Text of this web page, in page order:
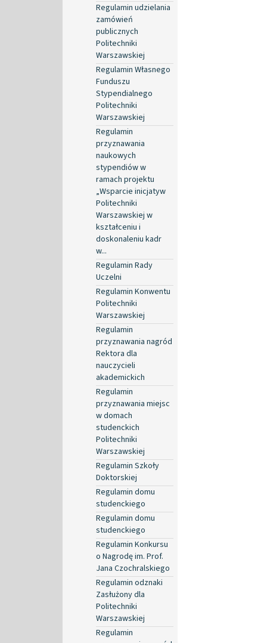
Regulamin udzielania
zamówień
publicznych
Politechniki
Warszawskiej
Regulamin Własnego
Funduszu
Stypendialnego
Politechniki
Warszawskiej
Regulamin
przyznawania
naukowych
stypendiów w
ramach projektu
„Wsparcie inicjatyw
Politechniki
Warszawskiej w
kształceniu i
doskonaleniu kadr
w...
Regulamin Rady
Uczelni
Regulamin Konwentu
Politechniki
Warszawskiej
Regulamin
przyznawania nagród
Rektora dla
nauczycieli
akademickich
Regulamin
przyznawania miejsc
w domach
studenckich
Politechniki
Warszawskiej
Regulamin Szkoły
Doktorskiej
Regulamin domu
studenckiego
Regulamin domu
studenckiego
Regulamin Konkursu
o Nagrodę im. Prof.
Jana Czochralskiego
Regulamin odznaki
Zasłużony dla
Politechniki
Warszawskiej
Regulamin